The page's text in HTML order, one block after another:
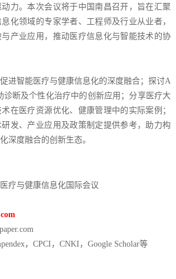
力。本次会议将于中国南昌召开，旨在汇聚
化领域的专家学者、工程师及行业从业者，
产业应用，推动医疗信息化与智能技术的协
进智能医疗与健康信息化的深度融合；探讨A
诊断及个性化治疗中的创新应用；分享医疗大
在医疗资源优化、健康管理中的实际案例；
发、产业应用及政策制定提供参考，助力构
深度融合的创新生态。
疗与健康信息化国际会议
，CPCI，CNKI，Google Scholar等